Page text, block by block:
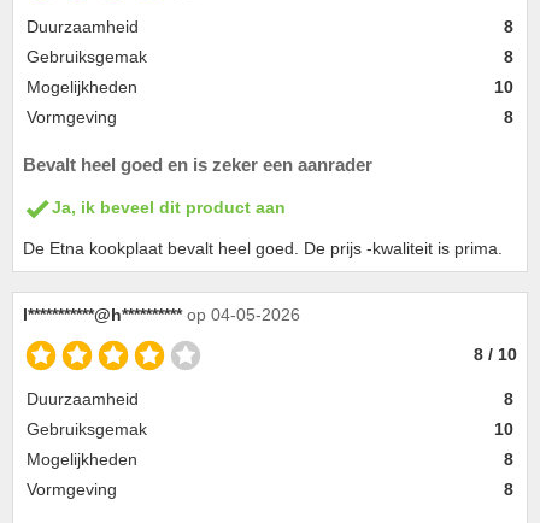
Duurzaamheid
8
Gebruiksgemak
8
Mogelijkheden
10
Vormgeving
8
Bevalt heel goed en is zeker een aanrader
Ja, ik beveel dit product aan
De Etna kookplaat bevalt heel goed. De prijs -kwaliteit is prima.
l***********@h********** op 04-05-2026
8 / 10
Duurzaamheid
8
Gebruiksgemak
10
Mogelijkheden
8
Vormgeving
8